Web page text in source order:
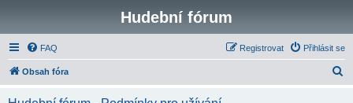
Hudební fórum
FAQ Přihlásit se
Registrovat
Obsah fóra